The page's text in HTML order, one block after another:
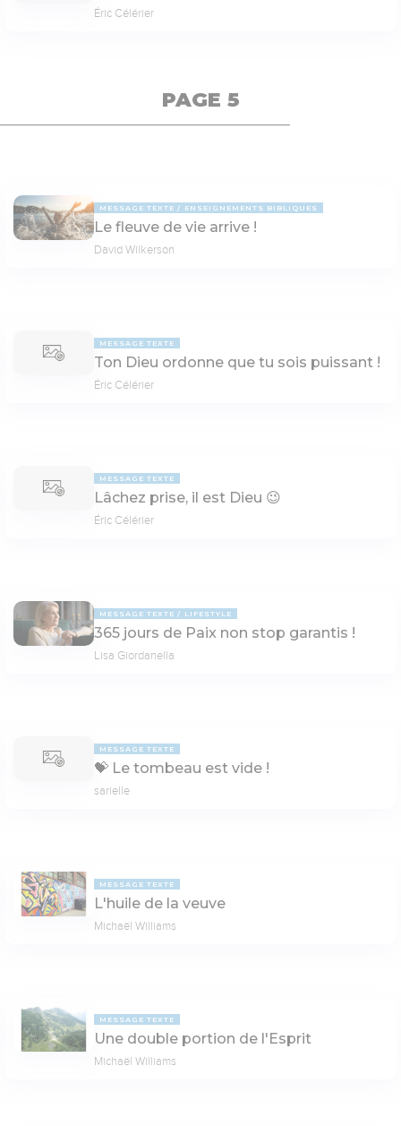
Éric Célérier
PAGE 5
MESSAGE TEXTE ENSEIGNEMENTS BIBLIQUES
Le fleuve de vie arrive !
David Wilkerson
MESSAGE TEXTE
Ton Dieu ordonne que tu sois puissant !
Éric Célérier
MESSAGE TEXTE
Lâchez prise, il est Dieu 😉
Éric Célérier
MESSAGE TEXTE LIFESTYLE
365 jours de Paix non stop garantis !
Lisa Giordanella
MESSAGE TEXTE
💝 Le tom­beau est vide !
sarielle
MESSAGE TEXTE
L'huile de la veuve
Michaël Williams
MESSAGE TEXTE
Une double portion de l'Esprit
Michaël Williams